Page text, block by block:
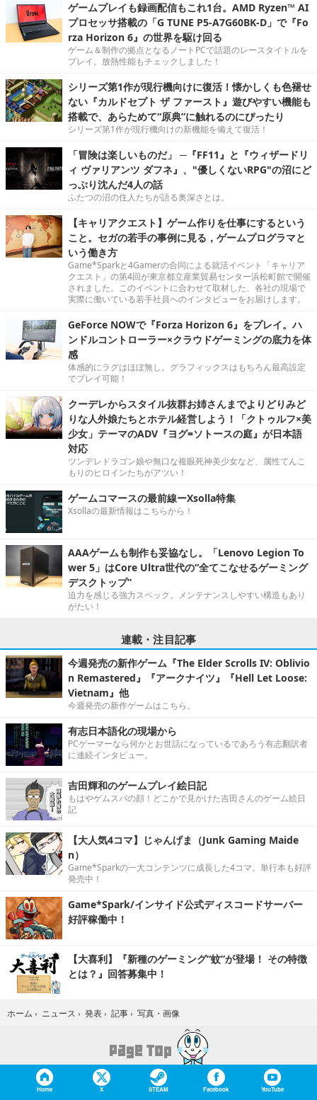
ゲームプレイも録画配信もこれ1台。AMD Ryzen™ AI
プロセッサ搭載の「G TUNE P5-A7G60BK-D」で『Fo
rza Horizon 6』の世界を駆け回る
ゲーム＆制作の拠点となるノートPCで話題のレースタイトルを
プレイ。放熱性能もチェックしました！
シリーズ第1作が現行機向けに復活！懐かしくも色褪せ
ない『カルドセプト ザ ファースト』遊びやすい機能も
搭載で、あらためて“原典”に触れるのにぴったり
シリーズ第1作が現行機向けの新機能を備えて復活！
「冒険は楽しいものだ」 ─『FF11』と『ウィザードリ
ィ ヴァリアンツ ダフネ』、"優しくないRPG"の沼にど
っぷり沈んだ4人の話
ふたつの沼の住人たちが語る奥深さとは。
【キャリアクエスト】ゲーム作りを仕事にするという
こと。セガの若手の事例に見る，ゲームプログラマと
いう働き方
Game*Sparkと4Gamerの合同による就活イベント「キャリア
クエスト」の第4回が東京都立産業貿易センター浜松町館で開催
されました。このイベントに合わせて取材した、各社の現場で
実際に働いている若手社員へのインタビューをお届けします。
GeForce NOWで『Forza Horizon 6』をプレイ。ハ
ンドルコントローラー×クラウドゲーミングの底力を体
感
体感的にラグはほぼ無し。グラフィックスはもちろん最高設定
でプレイ可能！
クーデレからスタイル抜群お姉さんまでよりどりみど
りな人外娘たちとホテル経営しよう！「クトゥルフ×美
少女」テーマのADV『ヨグ=ソトースの庭』が日本語
対応
ツンデレドラゴン娘や無口な複眼死神美少女など、属性てんこ
もりのヒロインたちがアツい！
ゲームコマースの最前線ーXsolla特集
Xsollaの最新情報はこちらから！
AAAゲームも制作も妥協なし。「Lenovo Legion To
wer 5」はCore Ultra世代の“全てこなせるゲーミング
デスクトップ”
迫力を感じる強力スペック。メンテナンスしやすい構造もあり
がたい！
連載・注目記事
今週発売の新作ゲーム『The Elder Scrolls IV: Oblivio
n Remastered』『アークナイツ』『Hell Let Loose:
Vietnam』他
今週発売の新作ゲームはこちら。
有志日本語化の現場から
PCゲーマーなら何かとお世話になっているであろう有志翻訳者
に連続インタビュー。
吉田輝和のゲームプレイ絵日記
もはやゲムスパの顔！どこかで見かけた吉田さんのゲーム絵日
記
【大人気4コマ】じゃんげま（Junk Gaming Maide
n）
Game*Sparkの一大コンテンツに成長した4コマ。単行本も好評
発売中！
Game*Spark/インサイド公式ディスコードサーバー
好評稼働中！
【大喜利】『新種のゲーミング“蚊”が登場！ その特徴
とは？』回答募集中！
ホーム › ニュース › 発表 › 記事 › 写真・画像
Home X STEAM Facebook YouTube